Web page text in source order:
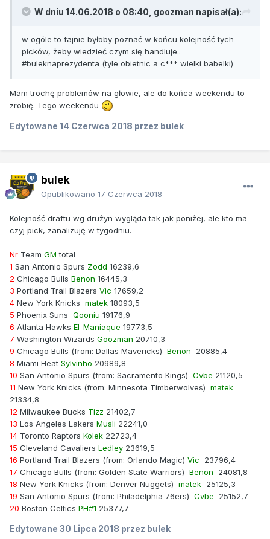
W dniu 14.06.2018 o 08:40, goozman napisał(a):
w ogóle to fajnie byłoby poznać w końcu kolejność tych
picków, żeby wiedzieć czym się handluje..
#buleknaprezydenta (tyle obietnic a c*** wielki babelki)
Mam trochę problemów na głowie, ale do końca weekendu to
zrobię. Tego weekendu
Edytowane 14 Czerwca 2018 przez bulek
bulek
Opublikowano 17 Czerwca 2018
Kolejność draftu wg drużyn wygląda tak jak poniżej, ale kto ma
czyj pick, zanalizuję w tygodniu.
Nr Team GMtotal
1 San Antonio Spurs Zodd 16239,6
2 Chicago Bulls Benon 16445,3
3 Portland Trail Blazers Vic 17659,2
4 New York Knicks matek 18093,5
5 Phoenix Suns Qooniu 19176,9
6 Atlanta Hawks El-Maniaque 19773,5
7 Washington Wizards Goozman 20710,3
9 Chicago Bulls (from: Dallas Mavericks) Benon
20885,4
8 Miami Heat Sylvinho 20989,8
10 San Antonio Spurs (from: Sacramento Kings) Cvbe 21120,5
11 New York Knicks (from: Minnesota Timberwolves) matek
21334,8
12 Milwaukee Bucks Tizz 21402,7
13 Los Angeles Lakers Musli 22241,0
14 Toronto Raptors Kolek 22723,4
15 Cleveland Cavaliers Ledley 23619,5
16 Portland Trail Blazers (from: Orlando Magic) Vic
23796,4
17 Chicago Bulls (from: Golden State Warriors) Benon
24081,8
18 New York Knicks (from: Denver Nuggets) matek 25125,3
19 San Antonio Spurs (from: Philadelphia 76ers) Cvbe
25152,7
20 Boston Celtics PH#1 25377,7
Edytowane 30 Lipca 2018 przez bulek